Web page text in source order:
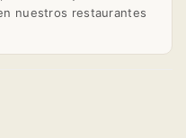
nuestros restaurantes